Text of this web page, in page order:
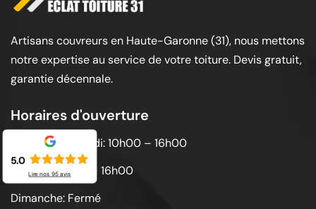
Artisans couvreurs en Haute-Garonne (31), nous mettons
notre expertise au service de votre toiture. Devis gratuit,
garantie décennale.
Horaires d'ouverture
Lundi au vendredi: 10h00 – 16h00
Samedi: 10h00 – 16h00
Dimanche: Fermé
5.0
Lire nos 95avis